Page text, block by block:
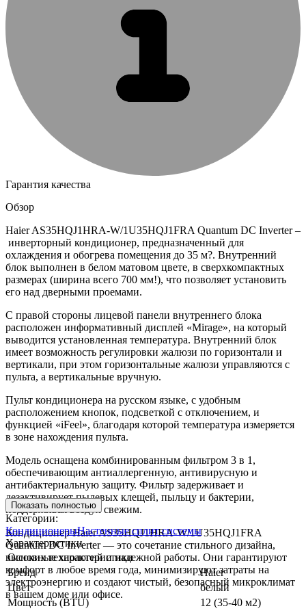
Гарантия качества
Обзор
Haier AS35HQJ1HRA-W/1U35HQJ1FRA Quantum DC Inverter –
инверторный кондиционер, предназначенный для
охлаждения и обогрева помещения до 35 м?. Внутренний
блок выполнен в белом матовом цвете, в сверхкомпактных
размерах (ширина всего 700 мм!), что позволяет установить
его над дверными проемами.
С правой стороны лицевой панели внутреннего блока
расположен информативный дисплей «Mirage», на который
выводится установленная температура. Внутренний блок
имеет возможность регулировки жалюзи по горизонтали и
вертикали, при этом горизонтальные жалюзи управляются с
пульта, а вертикальные вручную.
Пульт кондиционера на русском языке, с удобным
расположением кнопок, подсветкой с отключением, и
функцией «iFeel», благодаря которой температура измеряется
в зоне нахождения пульта.
Модель оснащена комбинированным фильтром 3 в 1,
обеспечивающим антиаллергенную, антивирусную и
антибактериальную защиту. Фильтр задерживает и
дезактивирует пылевых клещей, пыльцу и бактерии,
поддерживая воздух свежим.
Кондиционер Haier AS35HQJ1HRA-W/1U35HQJ1FRA
Quantum DC Inverter — это сочетание стильного дизайна,
высоких технологий и надежной работы. Они гарантируют
комфорт в любое время года, минимизируют затраты на
электроэнергию и создают чистый, безопасный микроклимат
в вашем доме или офисе.
Показать полностью
Категории:
КондиционерыНастенные сплит системы
Характеристики
Основные характеристики
Бренд
Haier
Цвет
белый
Мощность (BTU)
12 (35-40 м2)